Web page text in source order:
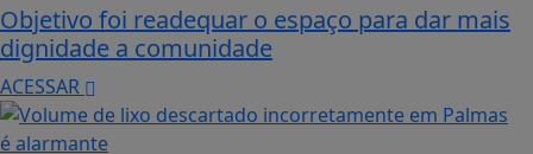
Objetivo foi readequar o espaço para dar mais
dignidade a comunidade
ACESSAR